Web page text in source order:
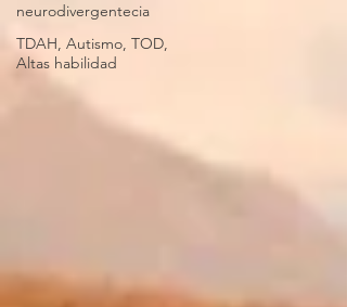
neurodivergentecia
TDAH, Autismo, TOD,
Altas habilidad